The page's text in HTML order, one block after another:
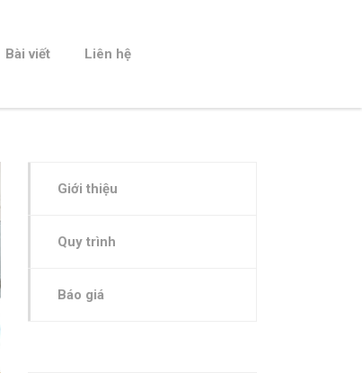
Bài viết Liên hệ
Giới thiệu
Quy trình
Báo giá